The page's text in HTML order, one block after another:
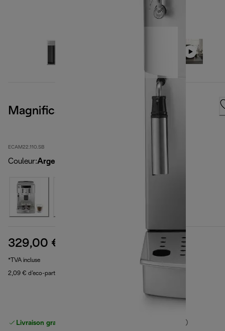
Magnifica S, Silver Black
ECAM22.110.SB
Couleur:Argent
329,00 € prix original 379,90 €
*TVA incluse
2,09 € d’eco-part
Livraison gratuite standard